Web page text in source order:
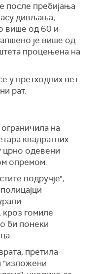
после пребијања
дивљања,
више од 60 и
је више од
процењена на
у претходних пет
рат.
ограничила на
квадратних
црно одевени
опремом.
подручје",
гомиле
би понеки
претила
"изложени